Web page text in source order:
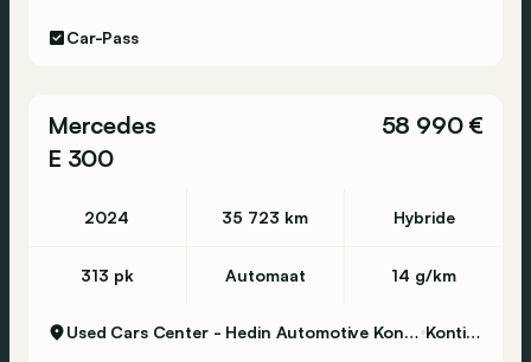
Car-Pass
Mercedes
E 300
58 990 €
2024 35 723 km Hybride
313 pk Automaat 14 g/km
Used Cars Center - Hedin Automotive Kontich Kontich